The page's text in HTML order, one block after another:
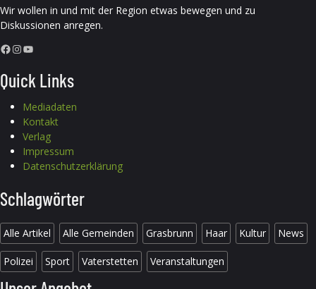
Wir wollen in und mit der Region etwas bewegen und zu
Diskussionen anregen.
Facebook InstagramYouTube
Quick Links
Mediadaten
Kontakt
Verlag
Impressum
Datenschutzerklärung
Schlagwörter
Alle Artikel Alle Gemeinden Grasbrunn Haar Kultur News
Polizei Sport Vaterstetten Veranstaltungen